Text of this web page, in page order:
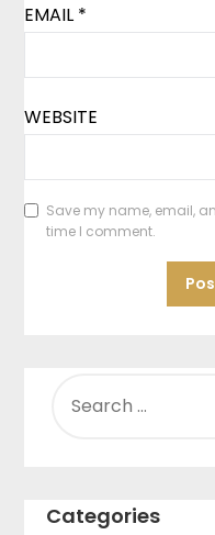
EMAIL *
WEBSITE
Save my name, email,
time I comment.
FOR:
Categories